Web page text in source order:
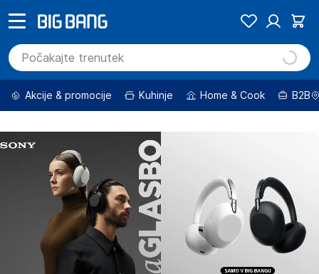
Akcije & promocije Kuhinje Home & Cook B2B